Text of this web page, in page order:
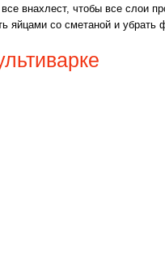
внахлест, чтобы все слои
яйцами со сметаной и убрать